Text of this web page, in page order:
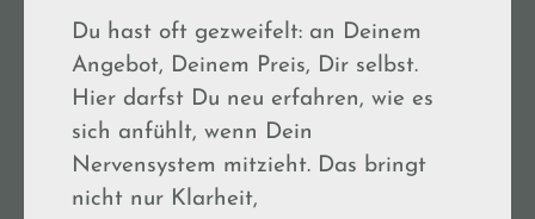
Du hast oft gezweifelt: an Deinem
Angebot, Deinem Preis, Dir selbst.
Hier darfst Du neu erfahren, wie es
sich anfühlt, wenn Dein
Nervensystem mitzieht. Das bringt
nicht nur Klarheit,